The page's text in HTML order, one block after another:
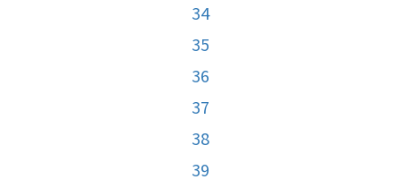
34
35
36
37
38
39